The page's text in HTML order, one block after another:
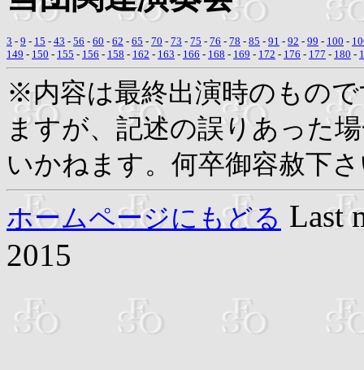
3 - 9 - 15 - 43 - 56 - 60 - 62 - 65 - 70 - 73 - 75 - 76 - 78 - 85 - 91 - 92 - 99 - 100 -
149 - 150 - 155 - 156 - 158 - 162 - 163 - 166 - 168 - 169 - 172 - 176 - 177 - 180 -
※内容は最終出演時のもの
ますが、記述の誤りあった
いかねます。何卒御容赦下
ホームページにもどる Last
2015